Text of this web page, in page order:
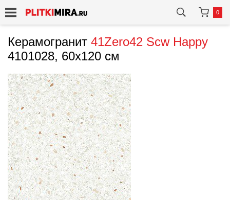
0
Керамогранит 41Zero42 Scw Happy
4101028, 60x120 см